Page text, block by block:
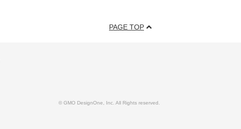
PAGE TOP
© GMO DesignOne, Inc. All Rights reserved.